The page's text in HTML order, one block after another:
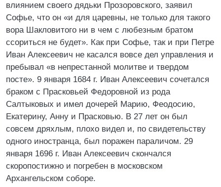
влиянием своего дядьки Прозоровского, заявил
Софье, что он «и для царевны, не только для такого
вора Шакловитого ни в чем с любезным братом
ссориться не будет». Как при Софье, так и при Петре
Иван Алексеевич не касался вовсе дел управления и
пребывал «в непрестанной молитве и твердом
посте». 9 января 1684 г. Иван Алексеевич сочетался
браком с Прасковьей Федоровной из рода
Салтыковых и имел дочерей Марию, Феодосию,
Екатерину, Анну и Прасковью. В 27 лет он был
совсем дряхлым, плохо видел и, по свидетельству
одного иностранца, был поражен параличом. 29
января 1696 г. Иван Алексеевич скончался
скоропостижно и погребен в московском
Архангельском соборе.